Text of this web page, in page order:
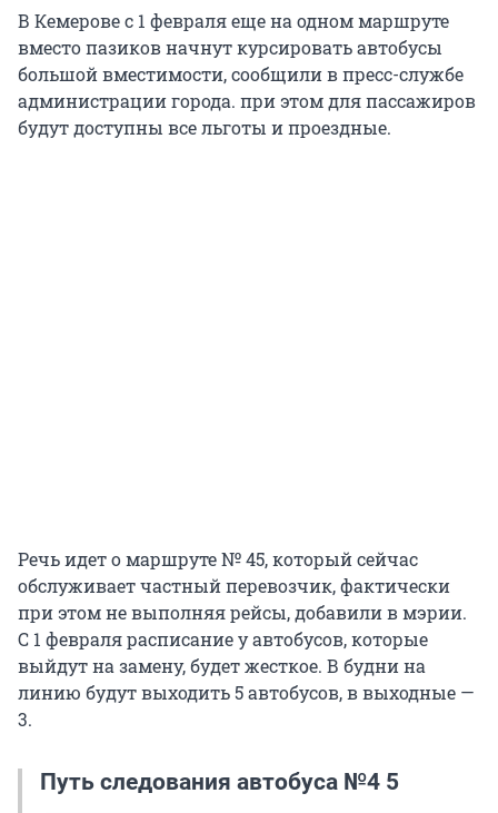
В Кемерове с 1 февраля еще на одном маршруте
вместо пазиков начнут курсировать автобусы
большой вместимости, сообщили в пресс-службе
администрации города. при этом для пассажиров
будут доступны все льготы и проездные.
Речь идет о маршруте № 45, который сейчас
обслуживает частный перевозчик, фактически
при этом не выполняя рейсы, добавили в мэрии.
С 1 февраля расписание у автобусов, которые
выйдут на замену, будет жесткое. В будни на
линию будут выходить 5 автобусов, в выходные —
3.
Путь следования автобуса №4 5